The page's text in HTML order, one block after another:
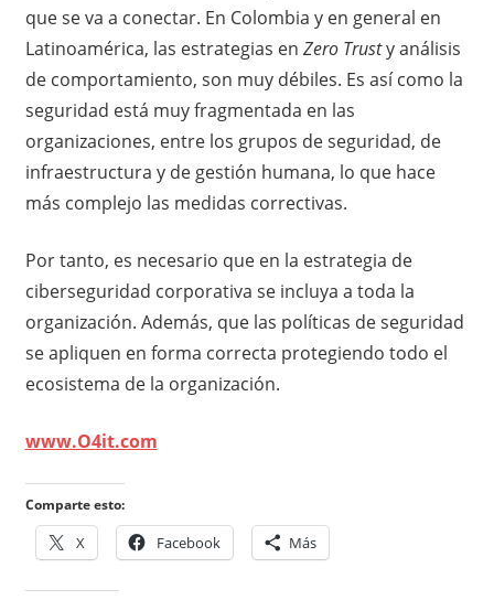
que se va a conectar. En Colombia y en general en
Latinoamérica, las estrategias en Zero Trusty análisis
de comportamiento, son muy débiles. Es así como la
seguridad está muy fragmentada en las
organizaciones, entre los grupos de seguridad, de
infraestructura y de gestión humana, lo que hace
más complejo las medidas correctivas.
Por tanto, es necesario que en la estrategia de
ciberseguridad corporativa se incluya a toda la
organización. Además, que las políticas de seguridad
se apliquen en forma correcta protegiendo todo el
ecosistema de la organización.
www.O4it.com
Comparte esto:
X Facebook Más